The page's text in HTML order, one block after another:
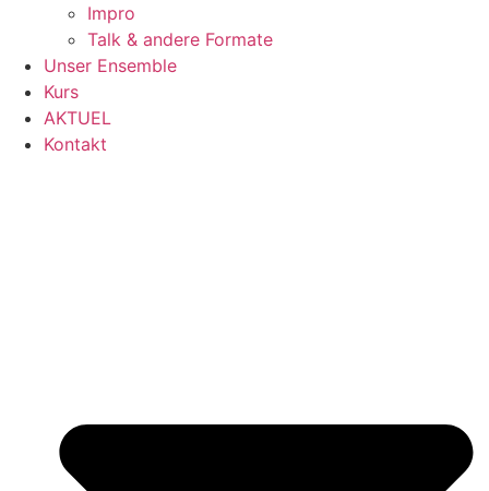
Impro
Talk & andere Formate
Unser Ensemble
Kurs
AKTUEL
Kontakt